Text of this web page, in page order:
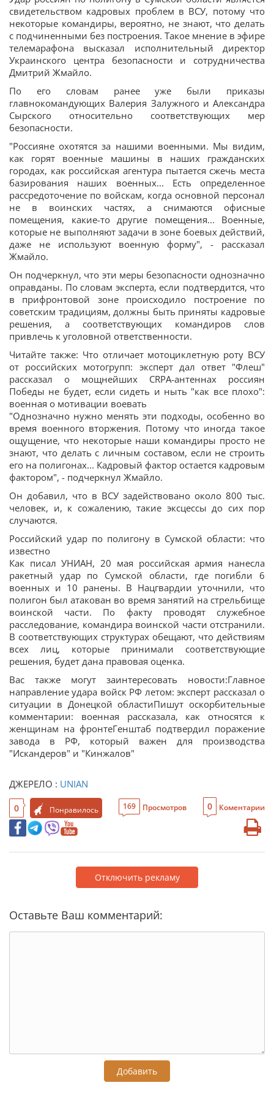
свидетельством кадровых проблем в ВСУ, потому что
некоторые командиры, вероятно, не знают, что делать
с подчиненными без построения. Такое мнение в эфире
телемарафона высказал исполнительный директор
Украинского центра безопасности и сотрудничества
Дмитрий Жмайло.
По его словам ранее уже были приказы
главнокомандующих Валерия Залужного и Александра
Сырского относительно соответствующих мер
безопасности.
"Россияне охотятся за нашими военными. Мы видим,
как горят военные машины в наших гражданских
городах, как российская агентура пытается сжечь места
базирования наших военных... Есть определенное
рассредоточение по войскам, когда основной персонал
не в воинских частях, а снимаются офисные
помещения, какие-то другие помещения... Военные,
которые не выполняют задачи в зоне боевых действий,
даже не используют военную форму", - рассказал
Жмайло.
Он подчеркнул, что эти меры безопасности однозначно
оправданы. По словам эксперта, если подтвердится, что
в прифронтовой зоне происходило построение по
советским традициям, должны быть приняты кадровые
решения, а соответствующих командиров слов
привлечь к уголовной ответственности.
Читайте также: Что отличает мотоциклетную роту ВСУ
от российских мотогрупп: эксперт дал ответ "Флеш"
рассказал о мощнейших СRPA-антеннах россиян
Победы не будет, если сидеть и ныть "как все плохо":
военная о мотивации воевать
"Однозначно нужно менять эти подходы, особенно во
время военного вторжения. Потому что иногда такое
ощущение, что некоторые наши командиры просто не
знают, что делать с личным составом, если не строить
его на полигонах... Кадровый фактор остается кадровым
фактором", - подчеркнул Жмайло.
Он добавил, что в ВСУ задействовано около 800 тыс.
человек, и, к сожалению, такие эксцессы до сих пор
случаются.
Российский удар по полигону в Сумской области: что
известно
Как писал УНИАН, 20 мая российская армия нанесла
ракетный удар по Сумской области, где погибли 6
военных и 10 ранены. В Нацгвардии уточнили, что
полигон был атакован во время занятий на стрельбище
воинской части. По факту проводят служебное
расследование, командира воинской части отстранили.
В соответствующих структурах обещают, что действиям
всех лиц, которые принимали соответствующие
решения, будет дана правовая оценка.
Вас также могут заинтересовать новости:Главное
направление удара войск РФ летом: эксперт рассказал о
ситуации в Донецкой областиПишут оскорбительные
комментарии: военная рассказала, как относятся к
женщинам на фронтеГенштаб подтвердил поражение
завода в РФ, который важен для производства
"Искандеров" и "Кинжалов"
ДЖЕРЕЛО : UNIAN
0 Понравилось 169 Просмотров 0 Коментарии
Отключить рекламу
Оставьте Ваш комментарий:
Добавить